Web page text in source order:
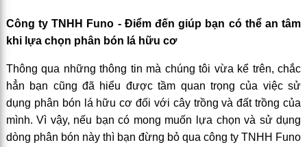
Công ty TNHH Funo - Điểm đến giúp bạn có thể an tâm
khi lựa chọn phân bón lá hữu cơ
Thông qua những thông tin mà chúng tôi vừa kể trên, chắc
hẳn bạn cũng đã hiểu được tầm quan trọng của việc sử
dụng phân bón lá hữu cơ đối với cây trồng và đất trồng của
mình. Vì vậy, nếu bạn có mong muốn lựa chọn và sử dụng
dòng phân bón này thì bạn đừng bỏ qua công ty TNHH Funo